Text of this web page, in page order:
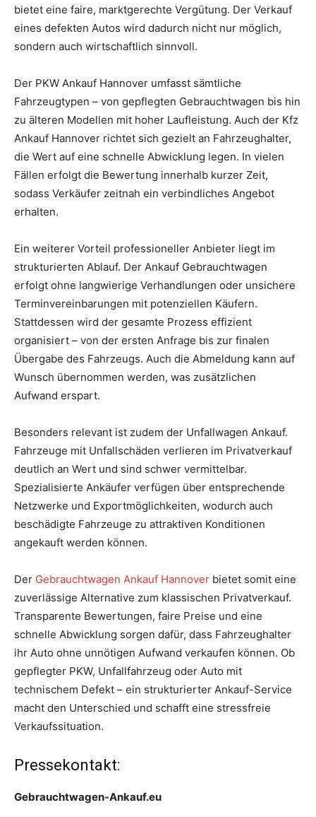
bietet eine faire, marktgerechte Vergütung. Der Verkauf
eines defekten Autos wird dadurch nicht nur möglich,
sondern auch wirtschaftlich sinnvoll.
Der PKW Ankauf Hannover umfasst sämtliche
Fahrzeugtypen – von gepflegten Gebrauchtwagen bis hin
zu älteren Modellen mit hoher Laufleistung. Auch der Kfz
Ankauf Hannover richtet sich gezielt an Fahrzeughalter,
die Wert auf eine schnelle Abwicklung legen. In vielen
Fällen erfolgt die Bewertung innerhalb kurzer Zeit,
sodass Verkäufer zeitnah ein verbindliches Angebot
erhalten.
Ein weiterer Vorteil professioneller Anbieter liegt im
strukturierten Ablauf. Der Ankauf Gebrauchtwagen
erfolgt ohne langwierige Verhandlungen oder unsichere
Terminvereinbarungen mit potenziellen Käufern.
Stattdessen wird der gesamte Prozess effizient
organisiert – von der ersten Anfrage bis zur finalen
Übergabe des Fahrzeugs. Auch die Abmeldung kann auf
Wunsch übernommen werden, was zusätzlichen
Aufwand erspart.
Besonders relevant ist zudem der Unfallwagen Ankauf.
Fahrzeuge mit Unfallschäden verlieren im Privatverkauf
deutlich an Wert und sind schwer vermittelbar.
Spezialisierte Ankäufer verfügen über entsprechende
Netzwerke und Exportmöglichkeiten, wodurch auch
beschädigte Fahrzeuge zu attraktiven Konditionen
angekauft werden können.
Der Gebrauchtwagen Ankauf Hannover bietet somit eine
zuverlässige Alternative zum klassischen Privatverkauf.
Transparente Bewertungen, faire Preise und eine
schnelle Abwicklung sorgen dafür, dass Fahrzeughalter
ihr Auto ohne unnötigen Aufwand verkaufen können. Ob
gepflegter PKW, Unfallfahrzeug oder Auto mit
technischem Defekt – ein strukturierter Ankauf-Service
macht den Unterschied und schafft eine stressfreie
Verkaufssituation.
Pressekontakt:
Gebrauchtwagen-Ankauf.eu